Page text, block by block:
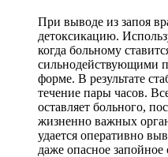
При выводе из запоя
детоксикацию.
когда больному
сильнодействующими
форме. В результате
течение пары часов.
оставляет больного,
жизненно важных
удается оперативно
даже опасное запойное